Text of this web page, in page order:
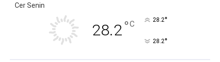
Cer Senin
28.2°C 28.2°
28.2°